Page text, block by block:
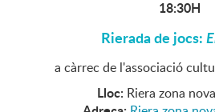
18:30H
Rierada de jocs:
a càrrec de l'associació
Lloc: Riera zona